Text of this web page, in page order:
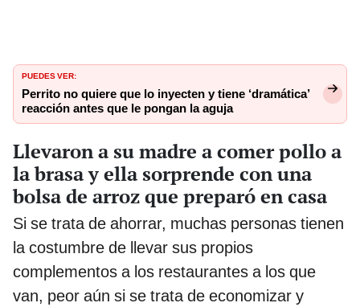
PUEDES VER:
Perrito no quiere que lo inyecten y tiene ‘dramática’
reacción antes que le pongan la aguja
Llevaron a su madre a comer pollo a
la brasa y ella sorprende con una
bolsa de arroz que preparó en casa
Si se trata de ahorrar, muchas personas tienen
la costumbre de llevar sus propios
complementos a los restaurantes a los que
van, peor aún si se trata de economizar y